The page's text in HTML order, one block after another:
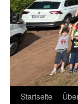
Zum
Startseite